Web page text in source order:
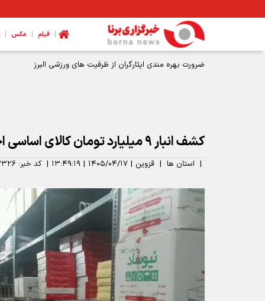
| فیلم | عکس |
ضرورت بهره مندی ایثارگران از ظرفیت های ورزشی البرز
کشف انبار ۹ میلیارد تومان کالای اساسی احتکار شده در قزوین
| استان ها | قزوین | ۱۴۰۵/۰۴/۱۷ | ۱۳:۴۹:۱۹ | کد خبر: